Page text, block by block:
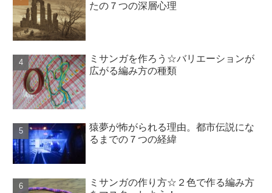
たの７つの深層心理
ミサンガを作ろう☆バリエーションが
広がる編み方の種類
猿夢が怖がられる理由。都市伝説にな
るまでの７つの経緯
ミサンガの作り方☆２色で作る編み方